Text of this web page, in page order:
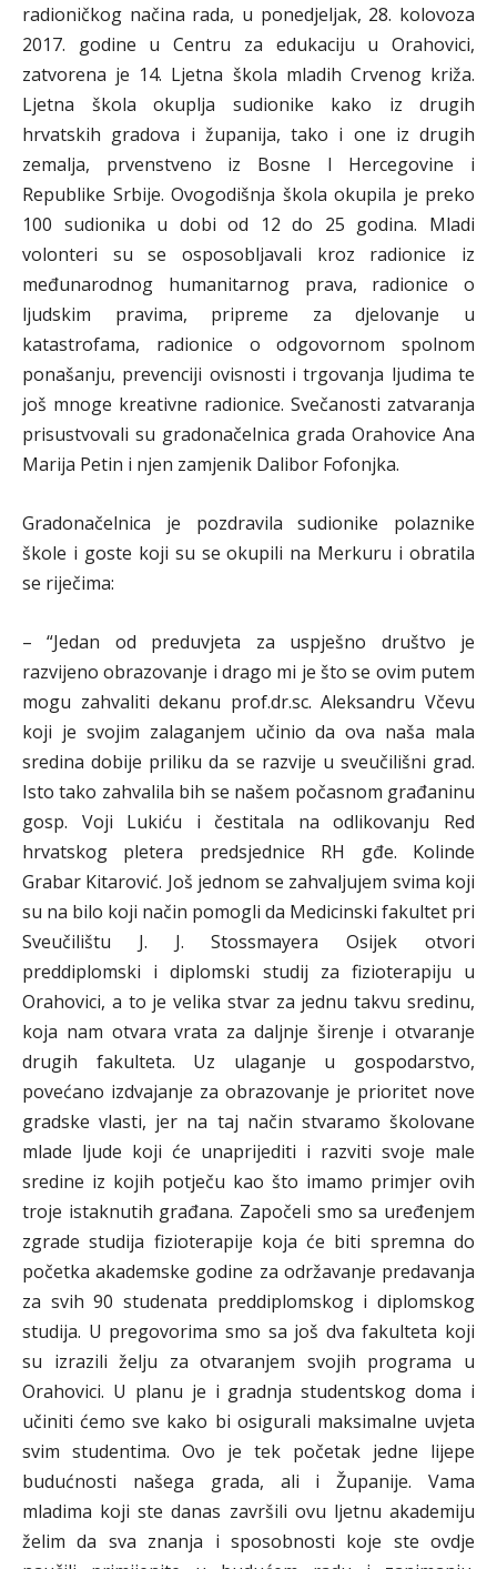
radioničkog načina rada, u ponedjeljak, 28. kolovoza
2017. godine u Centru za edukaciju u Orahovici,
zatvorena je 14. Ljetna škola mladih Crvenog križa.
Ljetna škola okuplja sudionike kako iz drugih
hrvatskih gradova i županija, tako i one iz drugih
zemalja, prvenstveno iz Bosne I Hercegovine i
Republike Srbije. Ovogodišnja škola okupila je preko
100 sudionika u dobi od 12 do 25 godina. Mladi
volonteri su se osposobljavali kroz radionice iz
međunarodnog humanitarnog prava, radionice o
ljudskim pravima, pripreme za djelovanje u
katastrofama, radionice o odgovornom spolnom
ponašanju, prevenciji ovisnosti i trgovanja ljudima te
još mnoge kreativne radionice. Svečanosti zatvaranja
prisustvovali su gradonačelnica grada Orahovice Ana
Marija Petin i njen zamjenik Dalibor Fofonjka.
Gradonačelnica je pozdravila sudionike polaznike
škole i goste koji su se okupili na Merkuru i obratila
se riječima:
– “Jedan od preduvjeta za uspješno društvo je
razvijeno obrazovanje i drago mi je što se ovim putem
mogu zahvaliti dekanu prof.dr.sc. Aleksandru Včevu
koji je svojim zalaganjem učinio da ova naša mala
sredina dobije priliku da se razvije u sveučilišni grad.
Isto tako zahvalila bih se našem počasnom građaninu
gosp. Voji Lukiću i čestitala na odlikovanju Red
hrvatskog pletera predsjednice RH gđe. Kolinde
Grabar Kitarović. Još jednom se zahvaljujem svima koji
su na bilo koji način pomogli da Medicinski fakultet pri
Sveučilištu J. J. Stossmayera Osijek otvori
preddiplomski i diplomski studij za fizioterapiju u
Orahovici, a to je velika stvar za jednu takvu sredinu,
koja nam otvara vrata za daljnje širenje i otvaranje
drugih fakulteta. Uz ulaganje u gospodarstvo,
povećano izdvajanje za obrazovanje je prioritet nove
gradske vlasti, jer na taj način stvaramo školovane
mlade ljude koji će unaprijediti i razviti svoje male
sredine iz kojih potječu kao što imamo primjer ovih
troje istaknutih građana. Započeli smo sa uređenjem
zgrade studija fizioterapije koja će biti spremna do
početka akademske godine za održavanje predavanja
za svih 90 studenata preddiplomskog i diplomskog
studija. U pregovorima smo sa još dva fakulteta koji
su izrazili želju za otvaranjem svojih programa u
Orahovici. U planu je i gradnja studentskog doma i
učiniti ćemo sve kako bi osigurali maksimalne uvjeta
svim studentima. Ovo je tek početak jedne lijepe
budućnosti našega grada, ali i Županije. Vama
mladima koji ste danas završili ovu ljetnu akademiju
želim da sva znanja i sposobnosti koje ste ovdje